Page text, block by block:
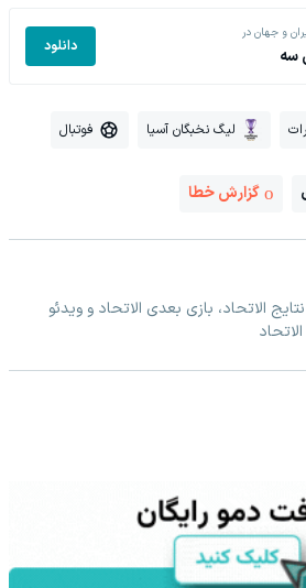
و جهان در
سه دانلود
لیگ نخبگان آسیا فوتبال
گزارش خطا
الاتحاد، بازی بعدی الاتحاد و ویدئو